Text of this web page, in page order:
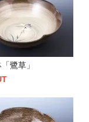
鷺草」